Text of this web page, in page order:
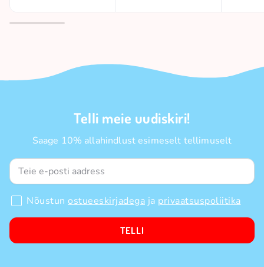
Telli meie uudiskiri!
Saage 10% allahindlust esimeselt tellimuselt
Nõustun ostueeskirjadega ja privaatsuspoliitika
TELLI